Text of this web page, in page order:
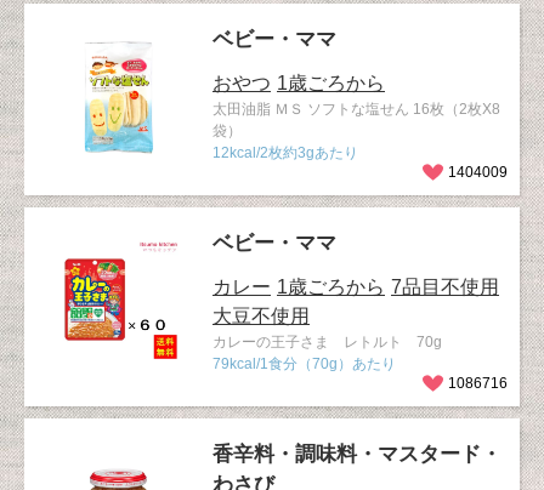
ベビー・ママ
おやつ 1歳ごろから
太田油脂 ＭＳ ソフトな塩せん 16枚（2枚X8
袋）
12kcal/2枚約3gあたり
1404009
ベビー・ママ
カレー 1歳ごろから 7品目不使用
大豆不使用
カレーの王子さま レトルト 70g
79kcal/1食分（70g）あたり
1086716
香辛料・調味料・マスタード・
わさび